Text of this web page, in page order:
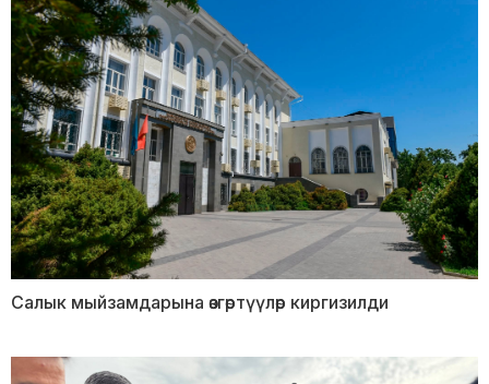
Салык мыйзамдарына өзгөртүүлөр киргизилди